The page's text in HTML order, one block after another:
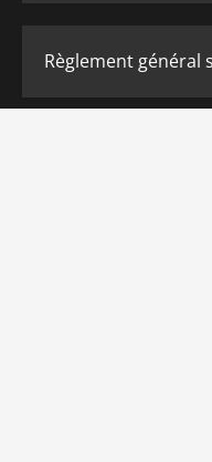
Règlement général